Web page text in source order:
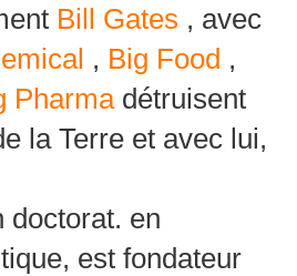
Bill Gates , avec
, Big Food ,
Pharmadétruisent
la Terre et avec lui,
doctorat. en
est fondateur